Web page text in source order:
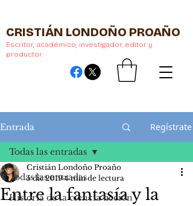
CRISTIÁN LONDOÑO PROAÑO
Escritor, académico, investigador, editor y
productor
Entrada Regístrate
Todas las entradas
Historia de la ciencia ficción
Todas las entradas
Entre la fantasía y la
Cristián Londoño Proaño
5 dic 2019 4 min de lectura